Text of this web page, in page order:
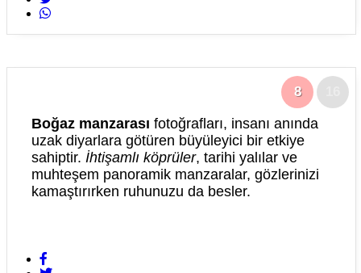
8
Boğaz manzarası fotoğrafları, insanı anında
uzak diyarlara götüren büyüleyici bir etkiye
sahiptir. İhtişamlı köprüler, tarihi yalılar ve
muhteşem panoramik manzaralar, gözlerinizi
kamaştırırken ruhunuzu da besler.